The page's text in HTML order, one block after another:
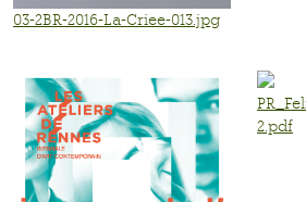
03-2BR-2016-La-Criee-013.jpg
2.pdf